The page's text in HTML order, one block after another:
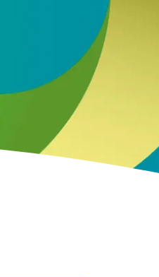
nuestro sector en base a nuestra